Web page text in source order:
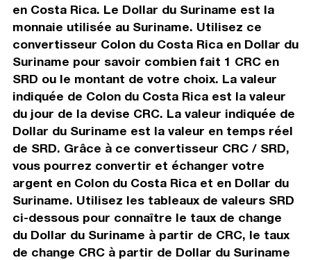
en Costa Rica. Le Dollar du Suriname est la
monnaie utilisée au Suriname. Utilisez ce
convertisseur Colon du Costa Rica en Dollar du
Suriname pour savoir combien fait 1 CRC en
SRD ou le montant de votre choix. La valeur
indiquée de Colon du Costa Rica est la valeur
du jour de la devise CRC. La valeur indiquée de
Dollar du Suriname est la valeur en temps réel
de SRD. Grâce à ce convertisseur CRC / SRD,
vous pourrez convertir et échanger votre
argent en Colon du Costa Rica et en Dollar du
Suriname. Utilisez les tableaux de valeurs SRD
ci-dessous pour connaître le taux de change
du Dollar du Suriname à partir de CRC, le taux
de change CRC à partir de Dollar du Suriname